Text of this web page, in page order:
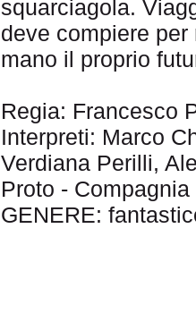
squarciagola.
deve compiere
mano il proprio
Regia: Francesco
Interpreti: Marco
Verdiana Perilli,
Proto -
GENERE: